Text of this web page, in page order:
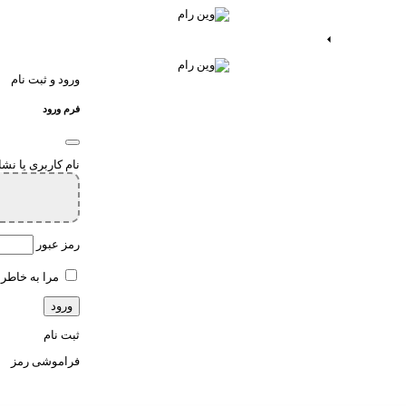
ورود و ثبت نام
فرم ورود
نام کاربری یا
رمز عبور
مرا به
ثبت نام
فراموشی رمز